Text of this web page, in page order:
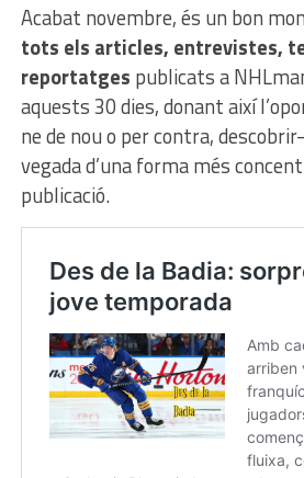
Acabat novembre, és un bon
tots els articles, entrevistes,
reportatges publicats a
aquests 30 dies, donant així
ne de nou o per contra,
vegada d’una forma més
publicació.